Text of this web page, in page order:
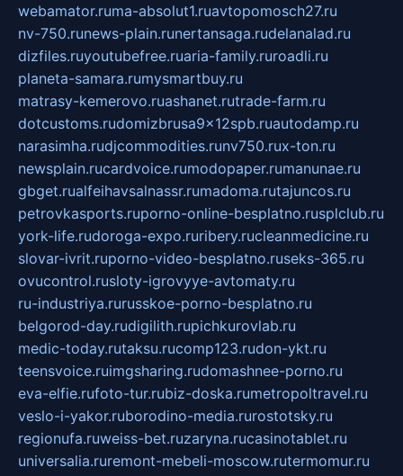
webamator.ruma-absolut1.ruavtopomosch27.ru
nv-750.runews-plain.runertansaga.rudelanalad.ru
dizfiles.ruyoutubefree.ruaria-family.ruroadli.ru
planeta-samara.rumysmartbuy.ru
matrasy-kemerovo.ruashanet.rutrade-farm.ru
dotcustoms.rudomizbrusa9x12spb.ruautodamp.ru
narasimha.rudjcommodities.runv750.rux-ton.ru
newsplain.rucardvoice.rumodopaper.rumanunae.ru
gbget.rualfeihavsalnassr.rumadoma.rutajuncos.ru
petrovkasports.ruporno-online-besplatno.rusplclub.ru
york-life.rudoroga-expo.ruribery.rucleanmedicine.ru
slovar-ivrit.ruporno-video-besplatno.ruseks-365.ru
ovucontrol.rusloty-igrovyye-avtomaty.ru
ru-industriya.rurusskoe-porno-besplatno.ru
belgorod-day.rudigilith.rupichkurovlab.ru
medic-today.rutaksu.rucomp123.rudon-ykt.ru
teensvoice.ruimgsharing.rudomashnee-porno.ru
eva-elfie.rufoto-tur.rubiz-doska.rumetropoltravel.ru
veslo-i-yakor.ruborodino-media.rurostotsky.ru
regionufa.ruweiss-bet.ruzaryna.rucasinotablet.ru
universalia.ruremont-mebeli-moscow.rutermomur.ru